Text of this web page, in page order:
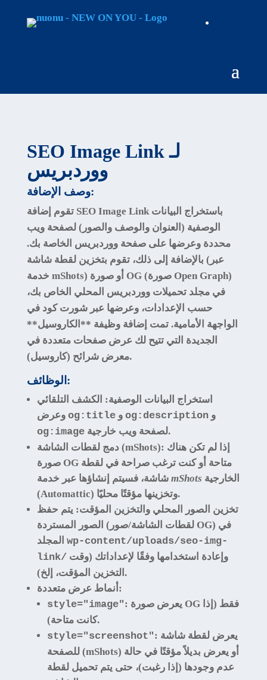
SEO Image Link لـ
ووردبريس
وصف الإضافة:
تقوم إضافة SEO Image Linkباستخراج البيانات
الوصفية (العنوان والوصف والصور) لصفحة ويب
محددة وعرضها على صفحة ووردبريس الخاصة بك.
بالإضافة إلى ذلك، تقوم بتخزين لقطة شاشة (عبر
خدمة mShots) أو صورة OG (صورة Open Graph)
في مجلد تحميلات ووردبريس المحلي الخاص بك،
حسب الإعدادات، وعرضها عبر شورت كود في
الواجهة الأمامية. تمت إضافة وظيفة **الكاروسيل**
الجديدة التي تتيح لك عرض صفحات متعددة في
معرض شرائح (كاروسيل).
الوظائف:
استخراج البيانات الوصفية: الكشف التلقائي
وعرض og:title و og:description و
og:image
لصفحة ويب خارجية.
دمج لقطات الشاشة (mShots): إذا لم تكن هناك
صورة OG متاحة أو كنت ترغب صراحة في لقطة
شاشة، فسيتم إنشاؤها عبر خدمة mShots
(Automattic) وتخزينها مؤقتًا محليًا.
تخزين الصور المحلي والتخزين المؤقت: يتم حفظ
الصور المستردة (لقطات الشاشة/صور OG) في
wp-content/uploads/seo-img-
link/وإعادة استخدامها وفقًا لإعداداتك (وقت
التخزين المؤقت، إلخ).
أنماط عرض متعددة :
style="image": يعرض صورة OG فقط (إذا
كانت متاحة).
style="screenshot": يعرض لقطة شاشة
للصفحة (mShots) أو يعرض بديلاً مؤقتًا في حالة
عدم وجودها (إذا رغبت)، حتى يتم تحميل لقطة